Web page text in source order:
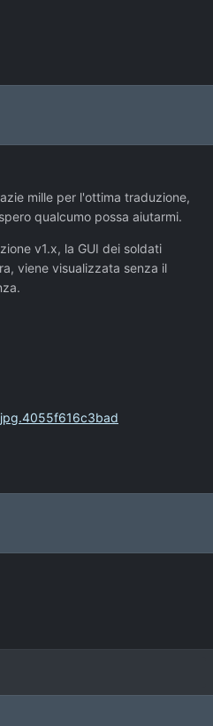
mille per l'ottima traduzione,
qualcumo possa aiutarmi.
v1.x, la GUI dei soldati
viene visualizzata senza il